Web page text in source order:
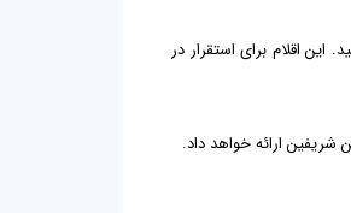
اقلام برای استقرار در
شریفین ارائه خواهد داد.